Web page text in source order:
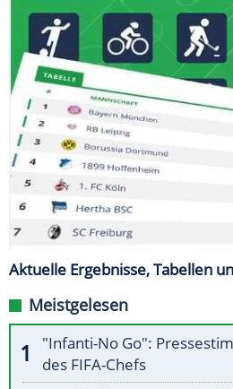
Aktuelle Ergebnisse, Tabellen
Meistgelesen
"Infanti-No Go":
des FIFA-Chefs